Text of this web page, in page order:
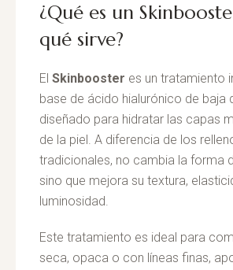
¿Qué es un
qué sirve?
El Skinbooster es un tratamiento
base de ácido hialurónico de baja
diseñado para hidratar las capas
de la piel. A diferencia de los
tradicionales, no cambia la forma
sino que mejora su textura,
luminosidad.
Este tratamiento es ideal para
seca, opaca o con líneas finas,